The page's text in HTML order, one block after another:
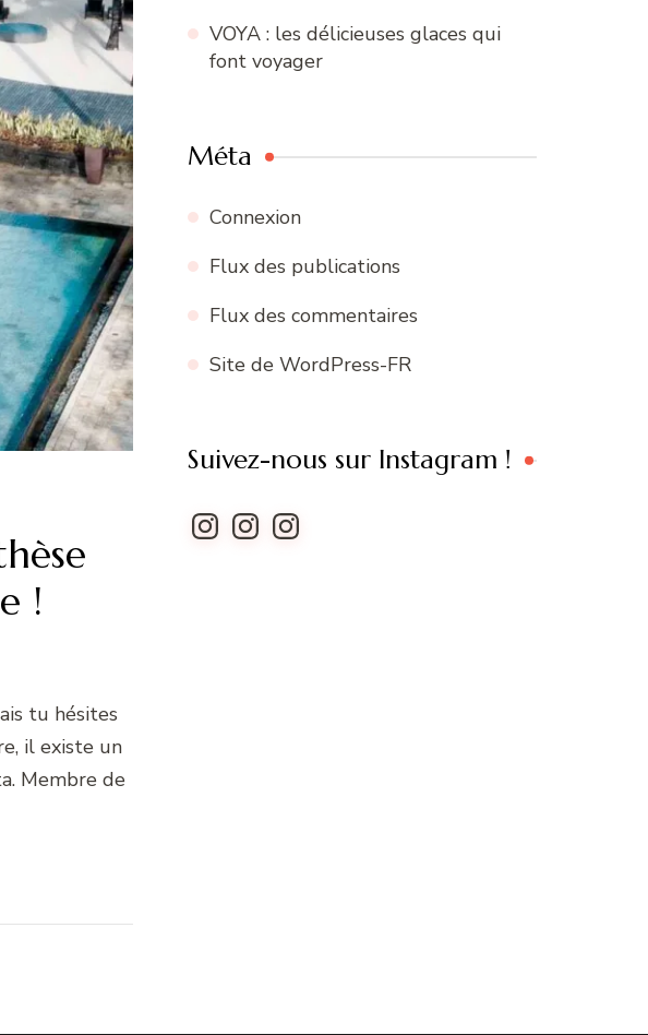
!
tu hésites
il existe un
Membre de
VOYA : les délicieuses glaces qui
font voyager
Méta
Connexion
Flux des publications
Flux des commentaires
Site de WordPress-FR
Suivez-nous sur Instagram !
Instagram
InstagramInstagram